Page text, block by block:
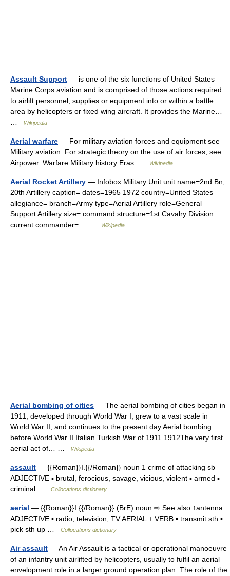
Assault Support — is one of the six functions of United States
Marine Corps aviation and is comprised of those actions required
to airlift personnel, supplies or equipment into or within a battle
area by helicopters or fixed wing aircraft. It provides the Marine…
Wikipedia
Aerial warfare — For military aviation forces and equipment see
Military aviation. For strategic theory on the use of air forces, see
Airpower. Warfare Military history Eras …
Wikipedia
Aerial Rocket Artillery — Infobox Military Unit unit name=2nd Bn,
20th Artillery caption= dates=1965 1972 country=United States
allegiance= branch=Army type=Aerial Artillery role=General
Support Artillery size= command structure=1st Cavalry Division
current commander=… …
Wikipedia
Aerial bombing of cities — The aerial bombing of cities began in
1911, developed through World War I, grew to a vast scale in
World War II, and continues to the present day.Aerial bombing
before World War II Italian Turkish War of 1911 1912The very first
aerial act of… …
Wikipedia
assault — {{Roman}}I.{{/Roman}} noun 1 crime of attacking sb
ADJECTIVE ▪ brutal, ferocious, savage, vicious, violent ▪ armed ▪
criminal …
Collocations dictionary
aerial — {{Roman}}I.{{/Roman}} (BrE) noun ⇨ See also ↑antenna
ADJECTIVE ▪ radio, television, TV AERIAL + VERB ▪ transmit sth ▪
pick sth up …
Collocations dictionary
Air assault — An Air Assault is a tactical or operational manoeuvre
of an infantry unit airlifted by helicopters, usually to fulfil an aerial
envelopment role in a larger ground operation plan. The role of the